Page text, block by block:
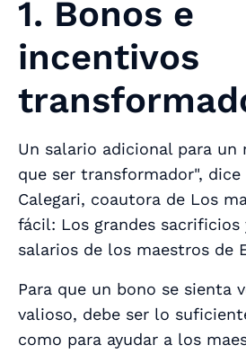
1. Bonos e
incentivos
Un salario adicional para un
que ser transformador",
Calegari, coautora de Los
fácil: Los grandes sacrificios
salarios de los maestros de
Para que un bono se sienta
valioso, debe ser lo
como para ayudar a los